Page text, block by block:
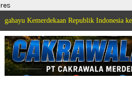
res
Republik Indonesia ke 81